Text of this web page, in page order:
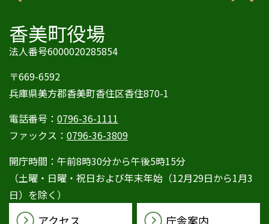
香美町役場
法人番号6000020285854
〒669-6592
兵庫県美方郡香美町香住区香住870-1
電話番号： 0796-36-1111
ファックス： 0796-36-3809
開庁時間：午前8時30分から午後5時15分
（土曜・日曜・祝日および年末年始（12月29日から1月3
日）を除く）
アクセス 庁舎案内